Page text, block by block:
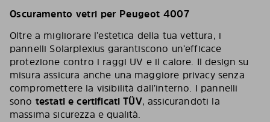
Oscuramento vetri per Peugeot 4007
Oltre a migliorare l’estetica della tua vettura, i
pannelli Solarplexius garantiscono un’efficace
protezione contro i raggi UV e il calore. Il design su
misura assicura anche una maggiore privacy senza
compromettere la visibilità dall’interno. I pannelli
sono testati e certificati TÜV, assicurandoti la
massima sicurezza e qualità.